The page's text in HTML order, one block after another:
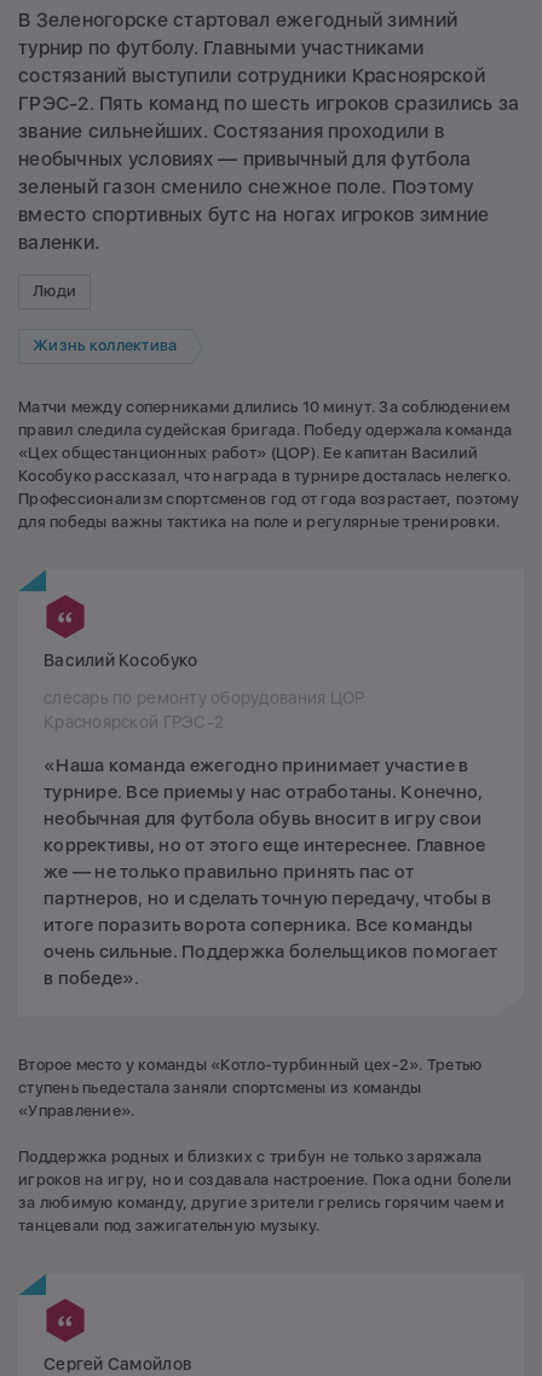
В Зеленогорске стартовал ежегодный зимний
турнир по футболу. Главными участниками
состязаний выступили сотрудники Красноярской
ГРЭС-2. Пять команд по шесть игроков сразились за
звание сильнейших. Состязания проходили в
необычных условиях — привычный для футбола
зеленый газон сменило снежное поле. Поэтому
вместо спортивных бутс на ногах игроков зимние
валенки.
Люди
Жизнь коллектива
Матчи между соперниками длились 10 минут. За соблюдением
правил следила судейская бригада. Победу одержала команда
«Цех общестанционных работ» (ЦОР). Ее капитан Василий
Кособуко рассказал, что награда в турнире досталась нелегко.
Профессионализм спортсменов год от года возрастает, поэтому
для победы важны тактика на поле и регулярные тренировки.
Василий Кособуко
слесарь по ремонту оборудования ЦОР
Красноярской ГРЭС-2
«Наша команда ежегодно принимает участие в
турнире. Все приемы у нас отработаны. Конечно,
необычная для футбола обувь вносит в игру свои
коррективы, но от этого еще интереснее. Главное
же — не только правильно принять пас от
партнеров, но и сделать точную передачу, чтобы в
итоге поразить ворота соперника. Все команды
очень сильные. Поддержка болельщиков помогает
в победе».
Второе место у команды «Котло-турбинный цех-2». Третью
ступень пьедестала заняли спортсмены из команды
«Управление».
Поддержка родных и близких с трибун не только заряжала
игроков на игру, но и создавала настроение. Пока одни болели
за любимую команду, другие зрители грелись горячим чаем и
танцевали под зажигательную музыку.
Сергей Самойлов